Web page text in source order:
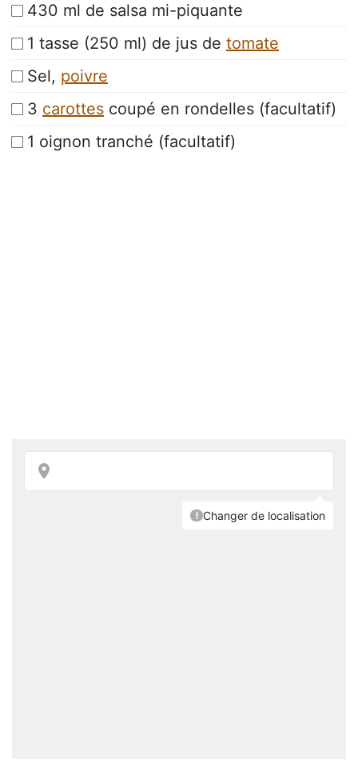
430 ml de salsa mi-piquante
1 tasse (250 ml) de jus de tomate
Sel, poivre
3 carottes coupé en rondelles (facultatif)
1 oignon tranché (facultatif)